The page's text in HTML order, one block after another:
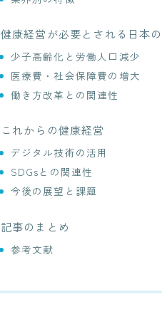
健康経営が必要とされる日本
少子高齢化と労働人口減少
医療費・社会保障費の増大
働き方改革との関連性
これからの健康経営
デジタル技術の活用
SDGsとの関連性
今後の展望と課題
記事のまとめ
参考文献